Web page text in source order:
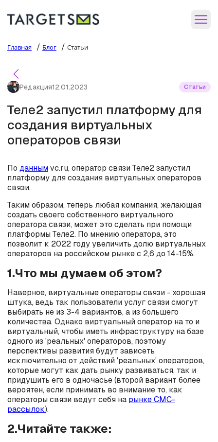
Главная / Блог / Статьи
Редакция12.01.2023 Статьи
Теле2 запустил платформу для
создания виртуальных
операторов связи
По даннымvc.ru, оператор связи Теле2 запустил
платформу для создания виртуальных операторов
связи.
Таким образом, теперь любая компания, желающая
создать своего собственного виртуального
оператора связи, может это сделать при помощи
платформы Теле2. По мнению оператора, это
позволит к 2022 году увеличить долю виртуальных
операторов на российском рынке с 2,6 до 14-15%.
1.Что мы думаем об этом?
Наверное, виртуальные операторы связи - хорошая
штука, ведь так пользователи услуг связи смогут
выбирать не из 3-4 вариантов, а из большего
количества. Однако виртуальный оператор на то и
виртуальный, чтобы иметь инфраструктуру на базе
одного из 'реальных' операторов, поэтому
перспективы развития будут зависеть
исключительно от действий 'реальных' операторов,
которые могут как дать рынку развиваться, так и
придушить его в одночасье (второй вариант более
вероятен, если принимать во внимание то, как
операторы связи ведут себя на рынке СМС-
рассылок).
2.Читайте также: